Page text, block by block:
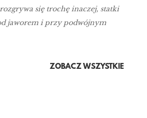
się trochę inaczej, statki
jaworem i przy podwójnym
ZOBACZ WSZYSTKIE